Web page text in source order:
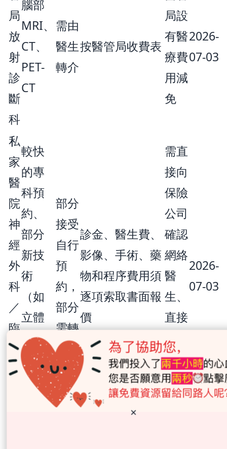
局
放
射
診
斷
科
腦部
MRI、
CT、
PET-
CT
需由
醫生
轉介
按醫管局收費表
局設
有醫
療費
用減
免
2026-
07-03
私
家
醫
院
神
經
外
科
／
臨
床
腫
較快
的專
科預
約、
部分
新技
術
（如
立體
定向
放射
外
科）
部分
接受
自行
預
約，
部分
需轉
介信
診金、醫生費、
影像、手術、藥
物和程序費用須
逐項索取書面報
價
需直
接向
保險
公司
確認
網絡
醫
生、
直接
付款
及預
先批
核
2026-
07-03
×